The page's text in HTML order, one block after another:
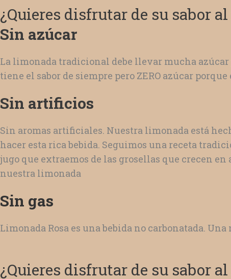
¿Quieres disfrutar de su sabor
Sin azúcar
La limonada tradicional debe llevar mucha
tiene el sabor de siempre pero ZERO azúcar
Sin artificios
Sin aromas artificiales. Nuestra limonada está
hacer esta rica bebida. Seguimos una receta
jugo que extraemos de las grosellas que crecen
nuestra limonada
Sin gas
Limonada Rosa es una bebida no carbonatada.
¿Quieres disfrutar de su sabor